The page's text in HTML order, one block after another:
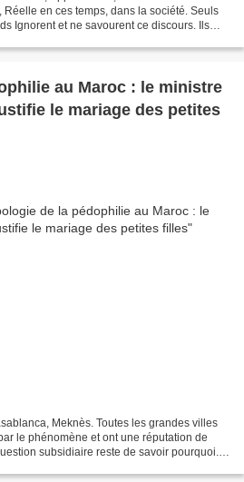
en ces temps, dans la société. Seuls
Ignorent et ne savourent ce discours. Ils
au Maroc : le ministre
le mariage des petites
Meknès. Toutes les grandes villes
le phénomène et ont une réputation de
subsidiaire reste de savoir pourquoi.